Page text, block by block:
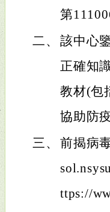
第
二、 該中心
正確知
教材(包
協助防
三、 前揭病
ttps://